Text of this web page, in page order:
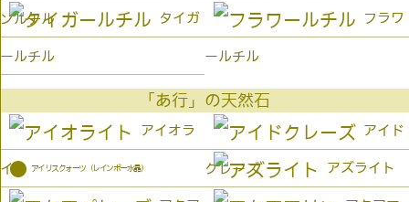
ンルチル タイガ
ールチル
フラワ
ールチル
「あ行」の天然石
アイオラ
イト
アイド
クレーズ
● アイリスクォーツ（レインボー水晶） アズライト